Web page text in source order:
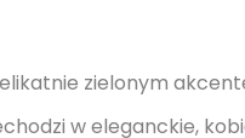
zielonym
w eleganckie,